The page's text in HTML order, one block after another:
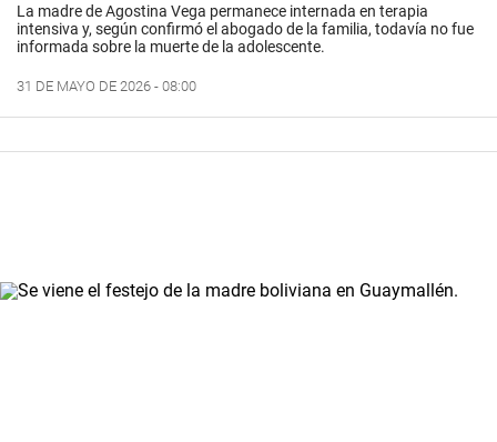
La madre de Agostina Vega permanece internada en terapia
intensiva y, según confirmó el abogado de la familia, todavía no fue
informada sobre la muerte de la adolescente.
31 DE MAYO DE 2026 - 08:00